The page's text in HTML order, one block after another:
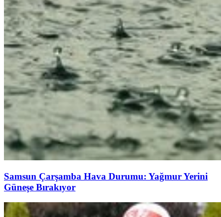
Samsun Çarşamba Hava Durumu: Yağmur Yerini
Güneşe Bırakıyor